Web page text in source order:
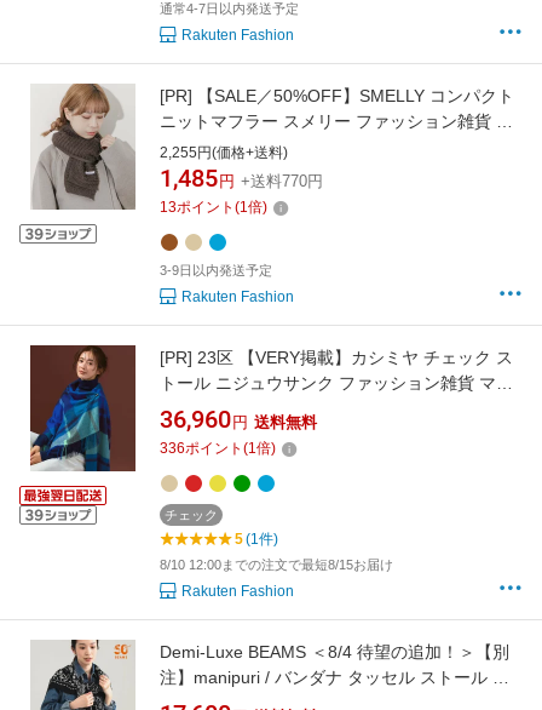
通常4-7日以内発送予定
Rakuten Fashion
[PR]
【SALE／50%OFF】SMELLY コンパクト
ニットマフラー スメリー ファッション雑貨 マ
フラー・ストール・ネックウォーマー ブラウン
ブルー ベージュ
2,255円(価格+送料)
1,485 円 +送料770円
13ポイント (1倍)
3-9日以内発送予定
Rakuten Fashion
[PR] 23区 【VERY掲載】カシミヤ チェック ス
トール ニジュウサンク ファッション雑貨 マフ
ラー・ストール・ネックウォーマー イエロー
レッド ピンク ベージュ グリーン ブルー【送料
無料】
36,960 円 送料無料
336ポイント (1倍)
チェック
5(1件)
8/10 12:00までの注文で最短8/15お届け
Rakuten Fashion
Demi-Luxe BEAMS ＜8/4 待望の追加！＞【別
注】manipuri / バンダナ タッセル ストール コ
ットンシルク デミルクス ビームス ファッショ